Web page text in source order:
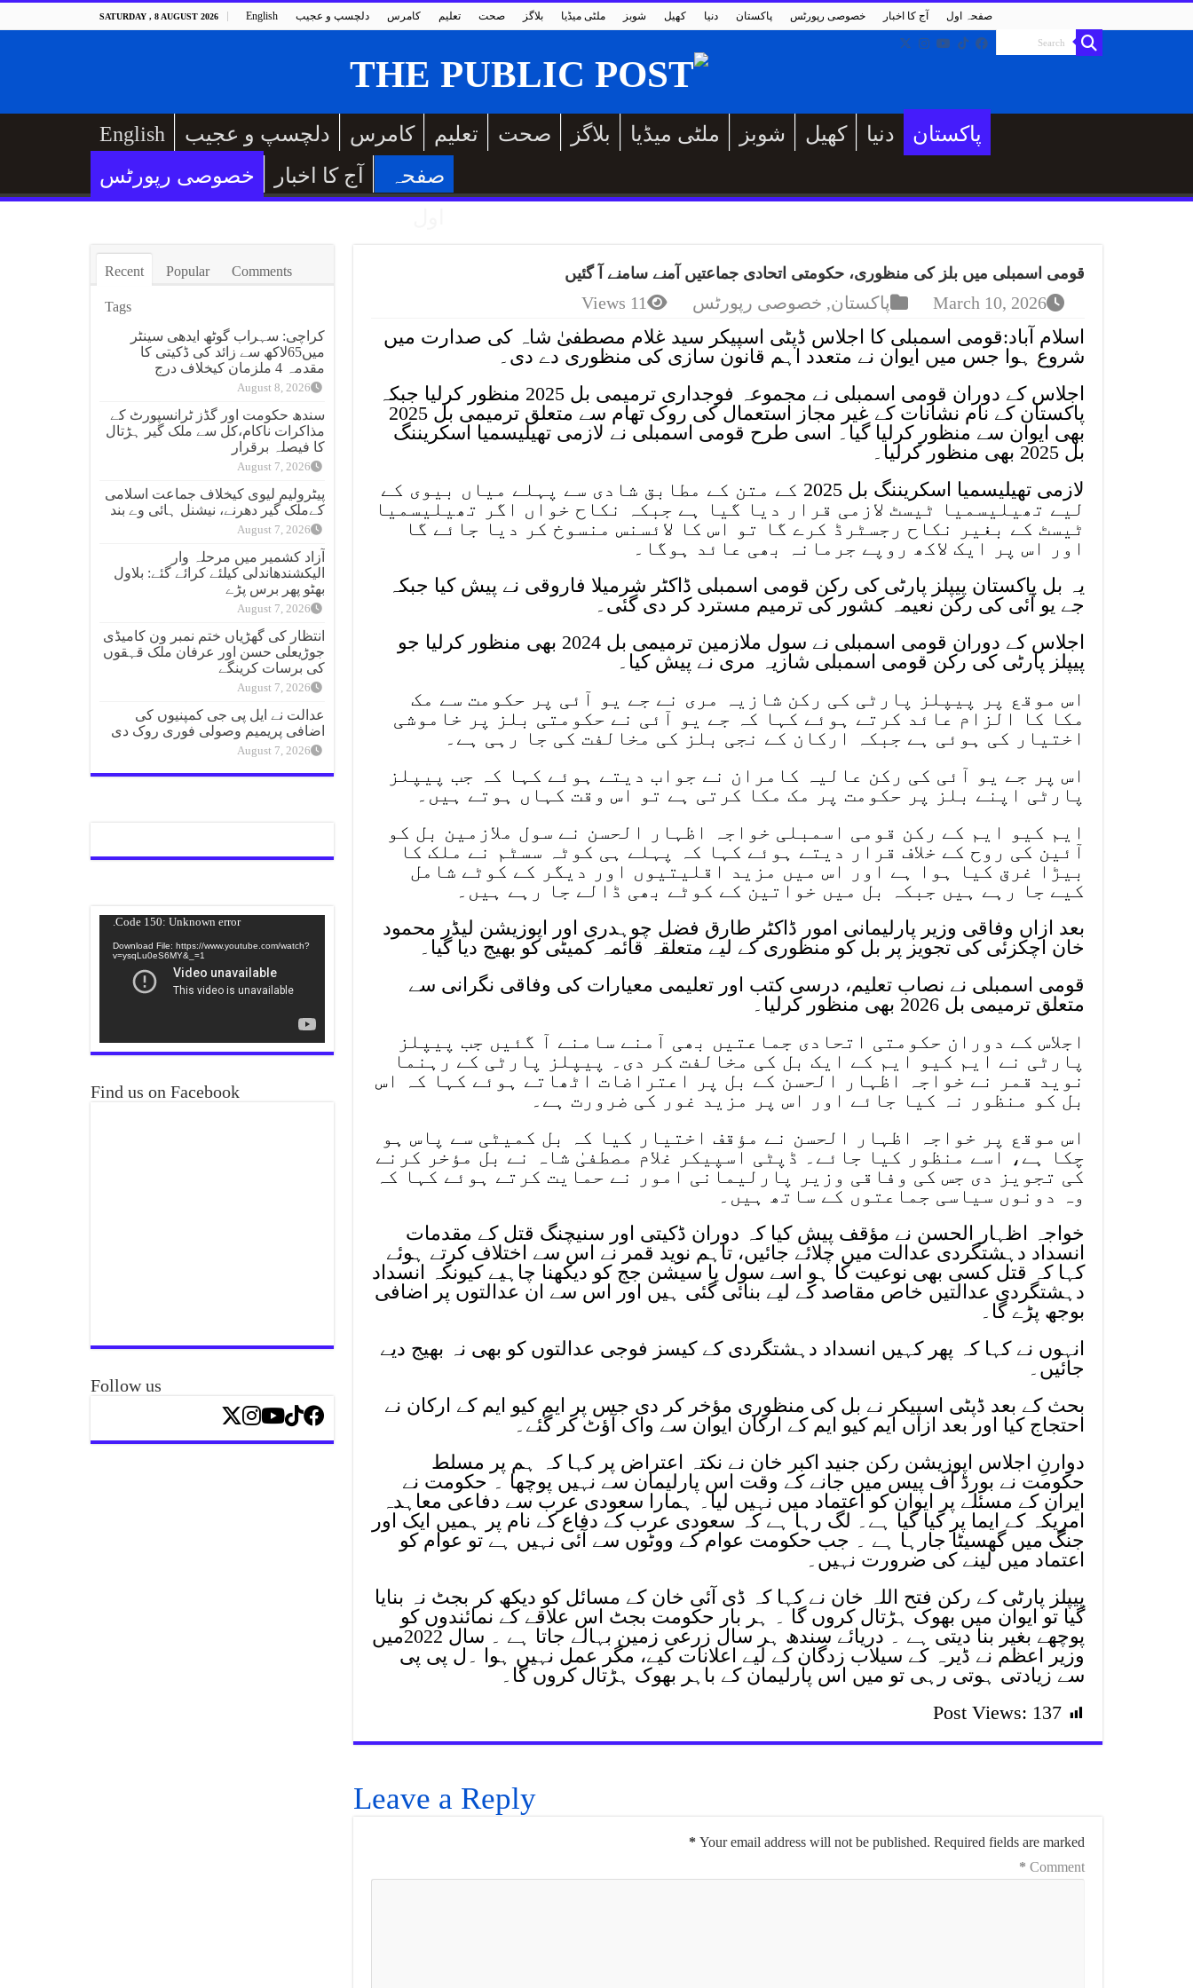
SATURDAY , 8 AUGUST 2026 English دلچسپ و عجیب کامرس تعلیم صحت بلاگز ملٹی میڈیا شوبز کھیل دنیا پاکستان خصوصی رپورٹس آج کا اخبار صفحہ اول
English دلچسپ و عجیب کامرس تعلیم صحت بلاگز ملٹی میڈیا شوبز کھیل دنیا
پاکستان
خصوصی رپورٹس
آج کا اخبار
صفحہ
قومی اسمبلی میں بلز کی منظوری، حکومتی اتحادی جماعتیں آمنے سامنے آ گئیں
March 10, 2026 پاکستان, خصوصی رپورٹس 11 Views
اسلام آباد:قومی اسمبلی کا اجلاس ڈپٹی اسپیکر سید غلام مصطفیٰ شاہ کی صدارت میں
شروع ہوا جس میں ایوان نے متعدد اہم قانون سازی کی منظوری دے دی۔
اجلاس کے دوران قومی اسمبلی نے مجموعہ فوجداری ترمیمی بل 2025 منظور کرلیا جبکہ
پاکستان کے نام نشانات کے غیر مجاز استعمال کی روک تھام سے متعلق ترمیمی بل 2025
بھی ایوان سے منظور کرلیا گیا۔ اسی طرح قومی اسمبلی نے لازمی تھیلیسمیا اسکریننگ
بل 2025 بھی منظور کرلیا۔
لازمی تھیلیسمیا اسکریننگ بل 2025 کے متن کے مطابق شادی سے پہلے میاں بیوی کے
لیے تھیلیسمیا ٹیسٹ لازمی قرار دیا گیا ہے جبکہ نکاح خواں اگر تھیلیسمیا
ٹیسٹ کے بغیر نکاح رجسٹرڈ کرے گا تو اس کا لائسنس منسوخ کر دیا جائے گا
اور اس پر ایک لاکھ روپے جرمانہ بھی عائد ہوگا۔
یہ بل پاکستان پیپلز پارٹی کی رکن قومی اسمبلی ڈاکٹر شرمیلا فاروقی نے پیش کیا جبکہ
جے یو آئی کی رکن نعیمہ کشور کی ترمیم مسترد کر دی گئی۔
اجلاس کے دوران قومی اسمبلی نے سول ملازمین ترمیمی بل 2024 بھی منظور کرلیا جو
پیپلز پارٹی کی رکن قومی اسمبلی شازیہ مری نے پیش کیا۔
اس موقع پر پیپلز پارٹی کی رکن شازیہ مری نے جے یو آئی پر حکومت سے مک
مکا کا الزام عائد کرتے ہوئے کہا کہ جے یو آئی نے حکومتی بلز پر خاموشی
اختیار کی ہوئی ہے جبکہ ارکان کے نجی بلز کی مخالفت کی جا رہی ہے۔
اس پر جے یو آئی کی رکن عالیہ کامران نے جواب دیتے ہوئے کہا کہ جب پیپلز
پارٹی اپنے بلز پر حکومت پر مک مکا کرتی ہے تو اس وقت کہاں ہوتے ہیں۔
ایم کیو ایم کے رکن قومی اسمبلی خواجہ اظہار الحسن نے سول ملازمین بل کو
آئین کی روح کے خلاف قرار دیتے ہوئے کہا کہ پہلے ہی کوٹہ سسٹم نے ملک کا
بیڑا غرق کیا ہوا ہے اور اس میں مزید اقلیتیوں اور دیگر کے کوٹے شامل
کیے جا رہے ہیں جبکہ بل میں خواتین کے کوٹے بھی ڈالے جا رہے ہیں۔
بعد ازاں وفاقی وزیر پارلیمانی امور ڈاکٹر طارق فضل چوہدری اور اپوزیشن لیڈر محمود
خان اچکزئی کی تجویز پر بل کو منظوری کے لیے متعلقہ قائمہ کمیٹی کو بھیج دیا گیا۔
قومی اسمبلی نے نصاب تعلیم، درسی کتب اور تعلیمی معیارات کی وفاقی نگرانی سے
متعلق ترمیمی بل 2026 بھی منظور کرلیا۔
اجلاس کے دوران حکومتی اتحادی جماعتیں بھی آمنے سامنے آ گئیں جب پیپلز
پارٹی نے ایم کیو ایم کے ایک بل کی مخالفت کر دی۔ پیپلز پارٹی کے رہنما
نوید قمر نے خواجہ اظہار الحسن کے بل پر اعتراضات اٹھاتے ہوئے کہا کہ اس
بل کو منظور نہ کیا جائے اور اس پر مزید غور کی ضرورت ہے۔
اس موقع پر خواجہ اظہار الحسن نے مؤقف اختیار کیا کہ بل کمیٹی سے پاس ہو
چکا ہے، اسے منظور کیا جائے۔ ڈپٹی اسپیکر غلام مصطفیٰ شاہ نے بل مؤخر کرنے
کی تجویز دی جس کی وفاقی وزیر پارلیمانی امور نے حمایت کرتے ہوئے کہا کہ
وہ دونوں سیاسی جماعتوں کے ساتھ ہیں۔
خواجہ اظہار الحسن نے مؤقف پیش کیا کہ دوران ڈکیتی اور سنیچنگ قتل کے مقدمات
انسداد دہشتگردی عدالت میں چلائے جائیں، تاہم نوید قمر نے اس سے اختلاف کرتے ہوئے
کہا کہ قتل کسی بھی نوعیت کا ہو اسے سول یا سیشن جج کو دیکھنا چاہیے کیونکہ انسداد
دہشتگردی عدالتیں خاص مقاصد کے لیے بنائی گئی ہیں اور اس سے ان عدالتوں پر اضافی
بوجھ پڑے گا۔
انہوں نے کہا کہ پھر کہیں انسداد دہشتگردی کے کیسز فوجی عدالتوں کو بھی نہ بھیج دیے
جائیں۔
بحث کے بعد ڈپٹی اسپیکر نے بل کی منظوری مؤخر کر دی جس پر ایم کیو ایم کے ارکان نے
احتجاج کیا اور بعد ازاں ایم کیو ایم کے ارکان ایوان سے واک آؤٹ کر گئے۔
دوارنِ اجلاس اپوزیشن رکن جنید اکبر خان نے نکتہ اعتراض پر کہا کہ ہم پر مسلط
حکومت نے بورڈ آف پیس میں جانے کے وقت اس پارلیمان سے نہیں پوچھا ۔ حکومت نے
ایران کے مسئلے پر ایوان کو اعتماد میں نہیں لیا۔ ہمارا سعودی عرب سے دفاعی معاہدہ
امریکہ کے ایما پر کیا گیا ہے۔ لگ رہا ہے کہ سعودی عرب کے دفاع کے نام پر ہمیں ایک اور
جنگ میں گھسیٹا جارہا ہے ۔ جب حکومت عوام کے ووٹوں سے آئی نہیں ہے تو عوام کو
اعتماد میں لینے کی ضرورت نہیں۔
پیپلز پارٹی کے رکن فتح اللہ خان نے کہا کہ ڈی آئی خان کے مسائل کو دیکھ کر بجٹ نہ بنایا
گیا تو ایوان میں بھوک ہڑتال کروں گا ۔ ہر بار حکومت بجٹ اس علاقے کے نمائندوں کو
پوچھے بغیر بنا دیتی ہے ۔ دریائے سندھ ہر سال زرعی زمین بہالے جاتا ہے ۔ سال 2022میں
وزیر اعظم نے ڈیرہ کے سیلاب زدگان کے لیے اعلانات کیے، مگر عمل نہیں ہوا ۔ل پی پی
سے زیادتی ہوتی رہی تو میں اس پارلیمان کے باہر بھوک ہڑتال کروں گا۔
Post Views: 137
Leave a Reply
Your email address will not be published. Required fields are marked
*
Comment
*
Recent Popular Comments
Tags
کراچی: سہراب گوٹھ ایدھی سینٹر
میں65لاکھ سے زائد کی ڈکیتی کا
مقدمہ 4 ملزمان کیخلاف درج
August 8, 2026
سندھ حکومت اور گڈز ٹرانسپورٹ کے
مذاکرات ناکام،کل سے ملک گیر ہڑتال
کا فیصلہ برقرار
August 7, 2026
پیٹرولیم لیوی کیخلاف جماعت اسلامی
کےملک گیر دھرنے، نیشنل ہائی وے بند
August 7, 2026
آزاد کشمیر میں مرحلہ وار
الیکشندھاندلی کیلئے کرائے گئے: بلاول
بھٹو پھر برس پڑے
August 7, 2026
انتظار کی گھڑیاں ختم نمبر ون کامیڈی
جوڑیعلی حسن اور عرفان ملک قہقوں
کی برسات کرینگے
August 7, 2026
عدالت نے ایل پی جی کمپنیوں کی
اضافی پریمیم وصولی فوری روک دی
August 7, 2026
Code 150: Unknown error.
Download File: https://www.youtube.com/watch?
v=ysqLu0eS6MY&_=1
Find us on Facebook
Follow us